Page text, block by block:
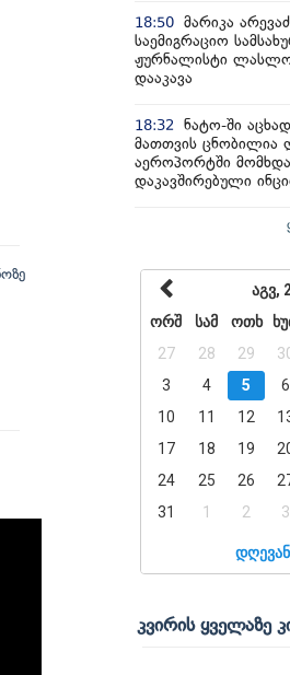
18:50 მარიკა
საემიგრაციო
ჟურნალისტი
დააკავა
18:32
ნატო-ში
მათთვის ცნობილია
აეროპორტში
დაკავშირებული
აგვ,
ორშ
სამ ოთხ
27
28 29
3
4 5 6
10
11 12
17
18 19
24
25 26
31
1 2 3
კვირის ყველაზე